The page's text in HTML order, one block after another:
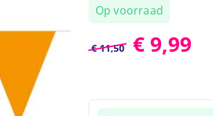
Op voorraad
€11,50 € 9,99